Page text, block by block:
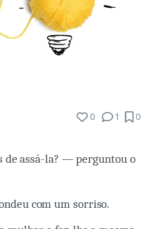
0 1 0
de assá-la? — perguntou o
com um sorriso.